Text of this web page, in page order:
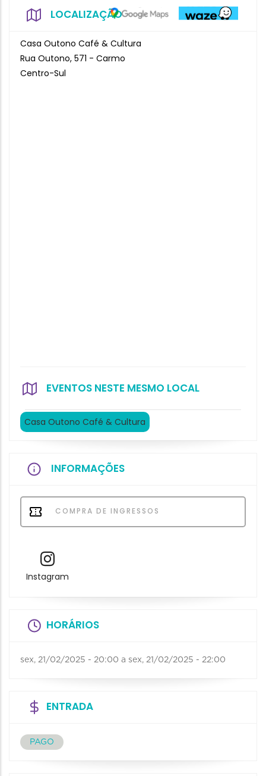
LOCALIZAÇÃO
Casa Outono Café & Cultura
Rua Outono, 571 - Carmo
Centro-Sul
EVENTOS NESTE MESMO LOCAL
Casa Outono Café & Cultura
INFORMAÇÕES
COMPRA DE INGRESSOS
Instagram
HORÁRIOS
sex, 21/02/2025 - 20:00 a sex, 21/02/2025 - 22:00
ENTRADA
PAGO